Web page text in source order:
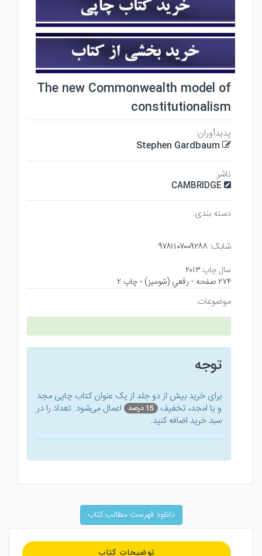
The new Commonwealth model of
constitutionalism
پدیدآوران:
Stephen Gardbaum
ناشر:
CAMBRIDGE
دسته بندی:
شابک: ۹۷۸۱۱۰۷۰۰۹۲۸۸
سال چاپ:۲۰۱۳
۲۷۴ صفحه - رقعي (شوميز) - چاپ ۲
موضوعات:
توجه
برای خرید بیش از دو جلد از یک عنوان کتاب‌ چاپی مجد
و یا امجد، تخفیف 15 درصد
اعمال می‌شود. تعداد را در
سبد خرید اضافه کنید.
دانلود فهرست مطالب کتاب
توضیحات کتاب